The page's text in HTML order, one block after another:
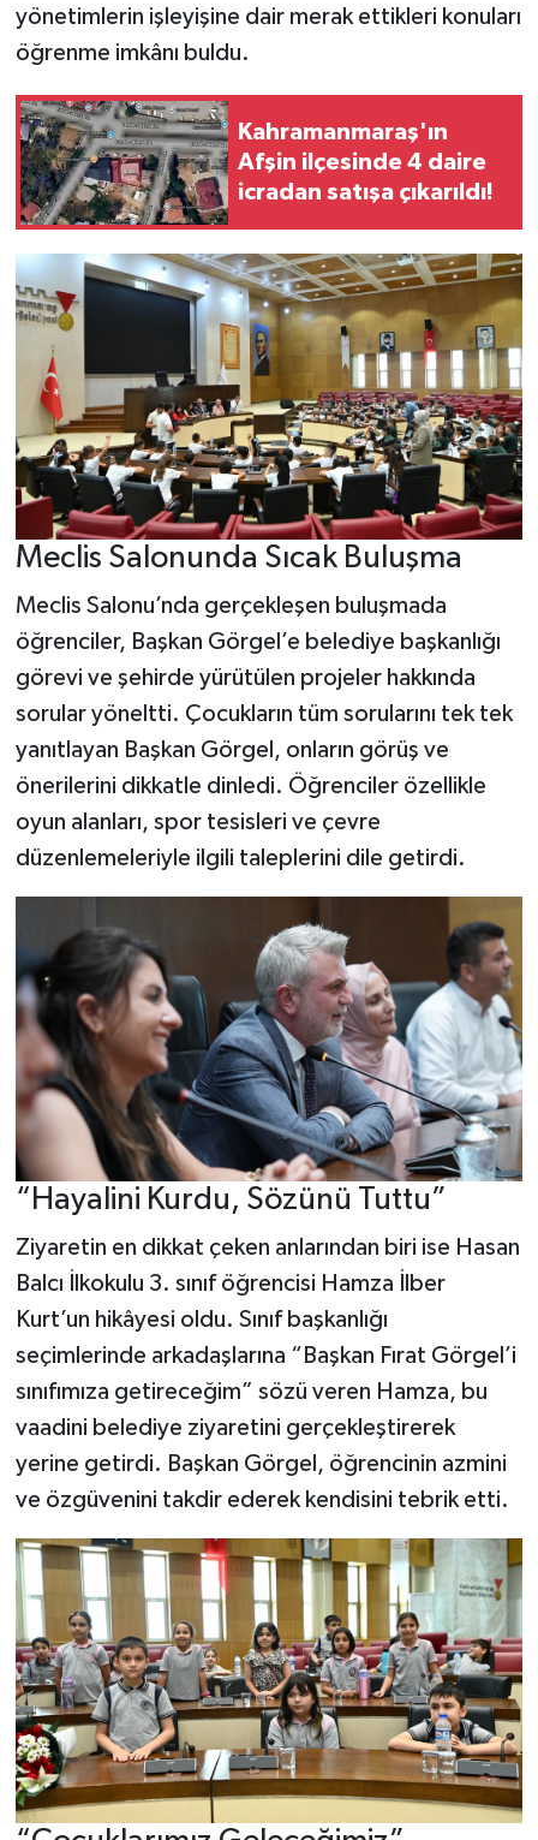
yönetimlerin işleyişine dair merak ettikleri konuları
öğrenme imkânı buldu.
Kahramanmaraş'ın
Afşin ilçesinde 4 daire
icradan satışa çıkarıldı!
Meclis Salonunda Sıcak Buluşma
Meclis Salonu’nda gerçekleşen buluşmada
öğrenciler, Başkan Görgel’e belediye başkanlığı
görevi ve şehirde yürütülen projeler hakkında
sorular yöneltti. Çocukların tüm sorularını tek tek
yanıtlayan Başkan Görgel, onların görüş ve
önerilerini dikkatle dinledi. Öğrenciler özellikle
oyun alanları, spor tesisleri ve çevre
düzenlemeleriyle ilgili taleplerini dile getirdi.
“Hayalini Kurdu, Sözünü Tuttu”
Ziyaretin en dikkat çeken anlarından biri ise Hasan
Balcı İlkokulu 3. sınıf öğrencisi Hamza İlber
Kurt’un hikâyesi oldu. Sınıf başkanlığı
seçimlerinde arkadaşlarına “Başkan Fırat Görgel’i
sınıfımıza getireceğim” sözü veren Hamza, bu
vaadini belediye ziyaretini gerçekleştirerek
yerine getirdi. Başkan Görgel, öğrencinin azmini
ve özgüvenini takdir ederek kendisini tebrik etti.